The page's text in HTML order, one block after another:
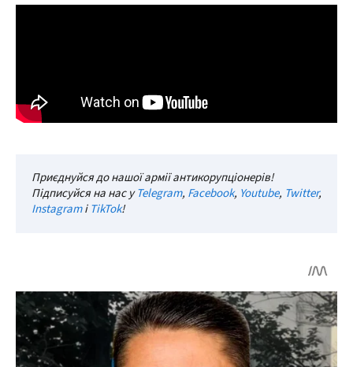
Приєднуйся до нашої армії антикорупціонерів!
Підписуйся на нас уTelegram, Facebook, Youtube, Twitter,
InstagramіTikTok!